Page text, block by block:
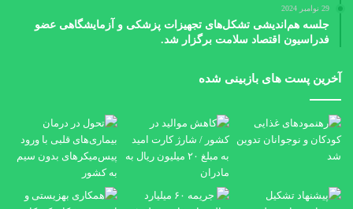
29 نوامبر 2024
جلسه هم‌اندیشی تشکل‌های تجهیزات پزشکی و آزمایشگاهی عضو
فدراسیون اقتصاد سلامت برگزار شد.
آخرین پست های بازبینی شده